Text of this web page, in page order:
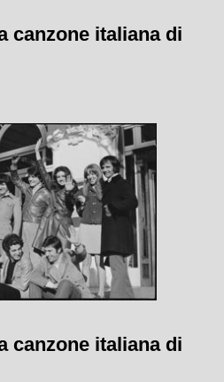
canzone italiana di
canzone italiana di